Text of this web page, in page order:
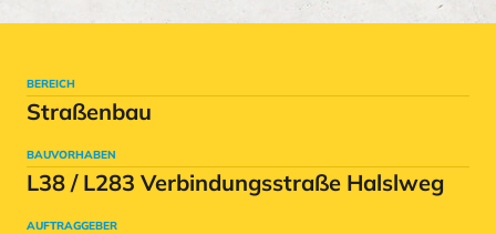
BEREICH
Straßenbau
BAUVORHABEN
L38 / L283 Verbindungsstraße Halslweg
AUFTRAGGEBER